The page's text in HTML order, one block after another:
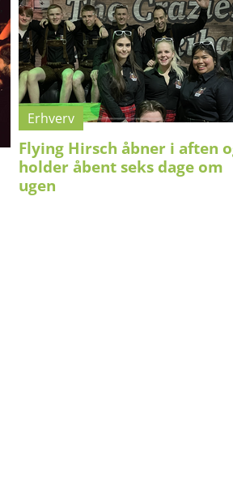
Erhverv
Flying Hirsch åbner i aften
holder åbent seks dage om
ugen